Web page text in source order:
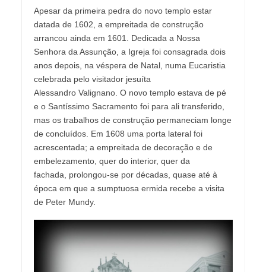
Apesar da primeira pedra do novo templo estar
datada de 1602, a empreitada de construção
arrancou ainda em 1601. Dedicada a Nossa
Senhora da Assunção, a Igreja foi consagrada dois
anos depois, na véspera de Natal, numa Eucaristia
celebrada pelo visitador jesuíta
Alessandro Valignano. O novo templo estava de pé
e o Santíssimo Sacramento foi para ali transferido,
mas os trabalhos de construção permaneciam longe
de concluídos. Em 1608 uma porta lateral foi
acrescentada; a empreitada de decoração e de
embelezamento, quer do interior, quer da
fachada, prolongou-se por décadas, quase até à
época em que a sumptuosa ermida recebe a visita
de Peter Mundy.